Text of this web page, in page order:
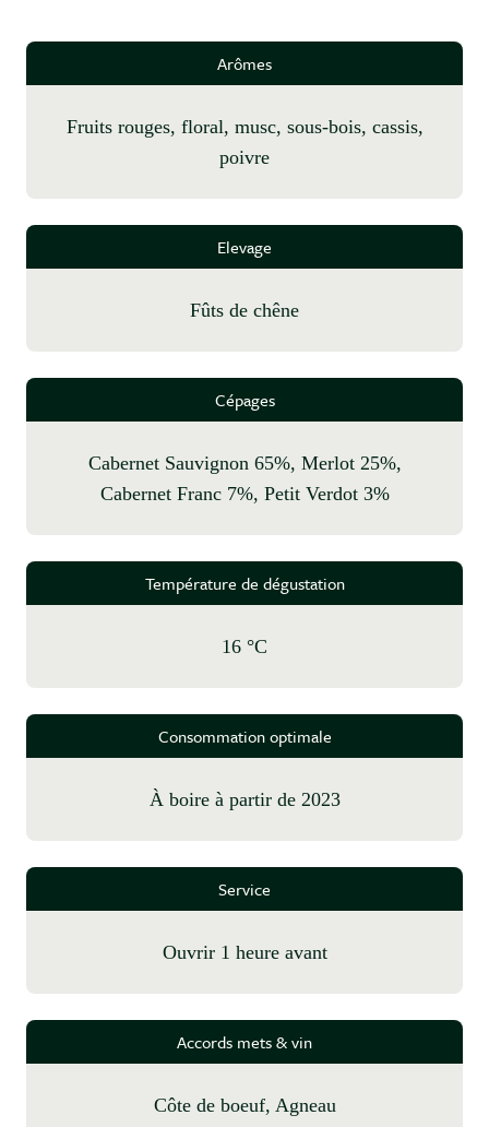
Arômes
fruits rouges, floral, musc, sous-bois, cassis,
poivre
Elevage
fûts de chêne
Cépages
Cabernet Sauvignon 65%, Merlot 25%,
Cabernet Franc 7%, Petit Verdot 3%
Température de dégustation
16 °C
Consommation optimale
à boire à partir de 2023
Service
Ouvrir 1 heure avant
Accords mets & vin
Côte de boeuf, Agneau